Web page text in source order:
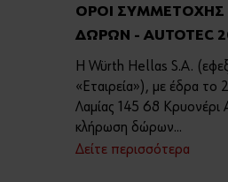
ΟΡΟΙ ΣΥΜΜΕΤΟΧΗΣ
ΔΩΡΩΝ - AUTOTEC
Η Würth Hellas S.A.
«Εταιρεία»), με έδρα
Λαμίας 145 68 Κρυονέρι
κλήρωση δώρων...
Δείτε περισσότερα